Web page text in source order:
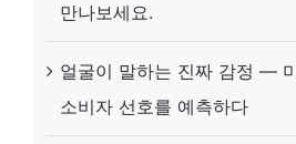
만나보세요.
얼굴이 말하는 진짜 감정 —
소비자 선호를 예측하다